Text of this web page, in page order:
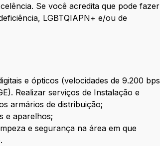
Se você acredita que pode fazer
LGBTQIAPN+ e/ou de
e ópticos (velocidades de 9.200 bps
Realizar serviços de Instalação e
armários de distribuição;
e aparelhos;
e segurança na área em que